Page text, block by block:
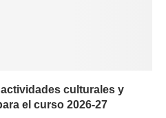
culturales y
el curso 2026-27